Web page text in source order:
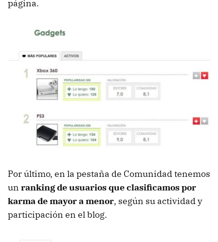
página.
Por último, en la pestaña de Comunidad tenemos
un ranking de usuarios que clasificamos por
karma de mayor a menor, según su actividad y
participación en el blog.